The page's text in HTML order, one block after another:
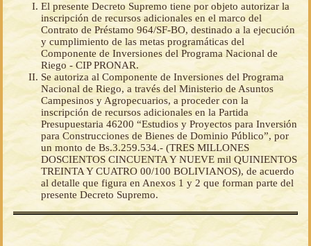
El presente Decreto Supremo tiene por objeto autorizar la
inscripción de recursos adicionales en el marco del
Contrato de Préstamo 964/SF-BO, destinado a la ejecución
y cumplimiento de las metas programáticas del
Componente de Inversiones del Programa Nacional de
Riego - CIP PRONAR.
Se autoriza al Componente de Inversiones del Programa
Nacional de Riego, a través del Ministerio de Asuntos
Campesinos y Agropecuarios, a proceder con la
inscripción de recursos adicionales en la Partida
Presupuestaria 46200 “Estudios y Proyectos para Inversión
para Construcciones de Bienes de Dominio Público”, por
un monto de Bs.3.259.534.- (TRES MILLONES
DOSCIENTOS CINCUENTA Y NUEVE mil QUINIENTOS
TREINTA Y CUATRO 00/100 BOLIVIANOS), de acuerdo
al detalle que figura en Anexos 1 y 2 que forman parte del
presente Decreto Supremo.